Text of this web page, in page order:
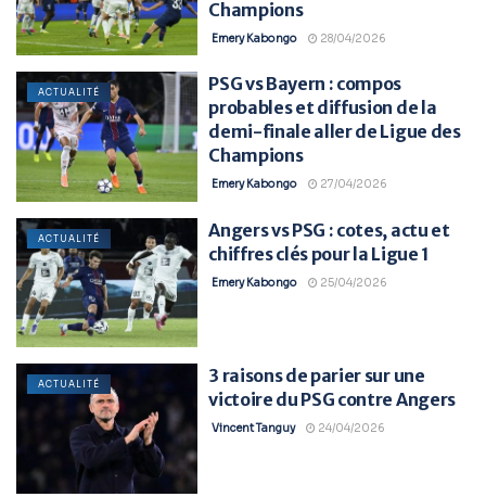
Champions
Emery Kabongo 28/04/2026
ACTUALITÉ
PSG vs Bayern : compos
probables et diffusion de la
demi-finale aller de Ligue des
Champions
Emery Kabongo 27/04/2026
ACTUALITÉ
Angers vs PSG : cotes, actu et
chiffres clés pour la Ligue 1
Emery Kabongo 25/04/2026
ACTUALITÉ
3 raisons de parier sur une
victoire du PSG contre Angers
Vincent Tanguy 24/04/2026